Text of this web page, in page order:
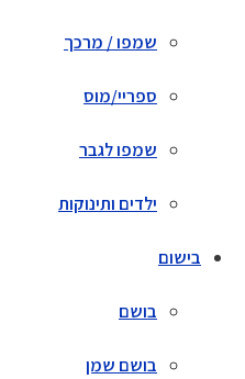
שמפו / מרכך
ספריי/מוס
שמפו לגבר
ילדים ותינוקות
בישום
בושם
בושם שמן